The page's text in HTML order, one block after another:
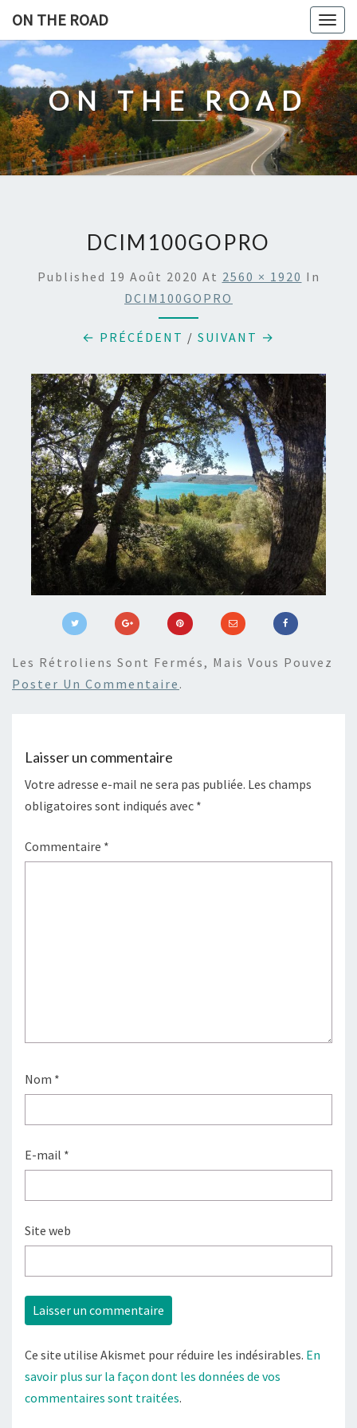
content
ON THE ROAD
ON THE ROAD
DCIM100GOPRO
Published 19 Août 2020 At 2560 × 1920 In
DCIM100GOPRO
← PRÉCÉDENT / SUIVANT →
Les Rétroliens Sont Fermés, Mais Vous Pouvez
Poster Un Commentaire .
Laisser un commentaire
Votre adresse e-mail ne sera pas publiée. Les champs
obligatoires sont indiqués avec *
Commentaire *
Nom *
E-mail *
Site web
Ce site utilise Akismet pour réduire les indésirables. En
savoir plus sur la façon dont les données de vos
commentaires sont traitées.